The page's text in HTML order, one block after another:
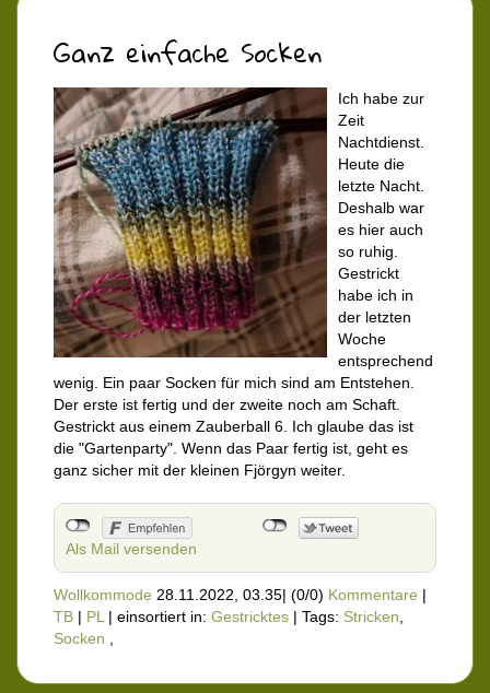
Ganz einfache Socken
Ich habe zur
Zeit
Nachtdienst.
Heute die
letzte Nacht.
Deshalb war
es hier auch
so ruhig.
Gestrickt
habe ich in
der letzten
Woche
entsprechend
wenig. Ein paar Socken für mich sind am Entstehen.
Der erste ist fertig und der zweite noch am Schaft.
Gestrickt aus einem Zauberball 6. Ich glaube das ist
die "Gartenparty". Wenn das Paar fertig ist, geht es
ganz sicher mit der kleinen Fjörgyn weiter.
Als Mail versenden
Wollkommode 28.11.2022, 03.35| (0/0) Kommentare |
TB | PL| einsortiert in: Gestricktes | Tags: Stricken,
Socken ,